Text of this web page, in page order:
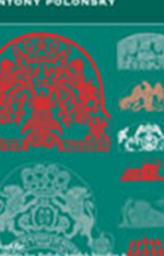
הנחת אתר ספר
$47
$42